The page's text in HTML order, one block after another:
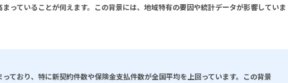
まっていることが伺えます。この背景には、地域特有の要因や統計データが影響していま
ており、特に新契約件数や保険金支払件数が全国平均を上回っています。この背景